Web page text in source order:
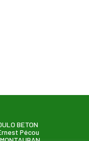
BETON
Pécou